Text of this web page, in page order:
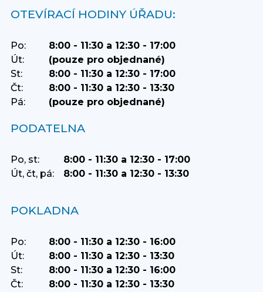
OTEVÍRACÍ HODINY ÚŘADU:
Po:
8:00 - 11:30 a 12:30 - 17:00
Út:
(pouze pro objednané)
St:
8:00 - 11:30 a 12:30 - 17:00
Čt:
8:00 - 11:30 a 12:30 - 13:30
Pá:
(pouze pro objednané)
PODATELNA
Po, st:
8:00 - 11:30 a 12:30 - 17:00
Út, čt, pá:
8:00 - 11:30 a 12:30 - 13:30
POKLADNA
Po:
8:00 - 11:30 a 12:30 - 16:00
Út:
8:00 - 11:30 a 12:30 - 13:30
St:
8:00 - 11:30 a 12:30 - 16:00
Čt:
8:00 - 11:30 a 12:30 - 13:30